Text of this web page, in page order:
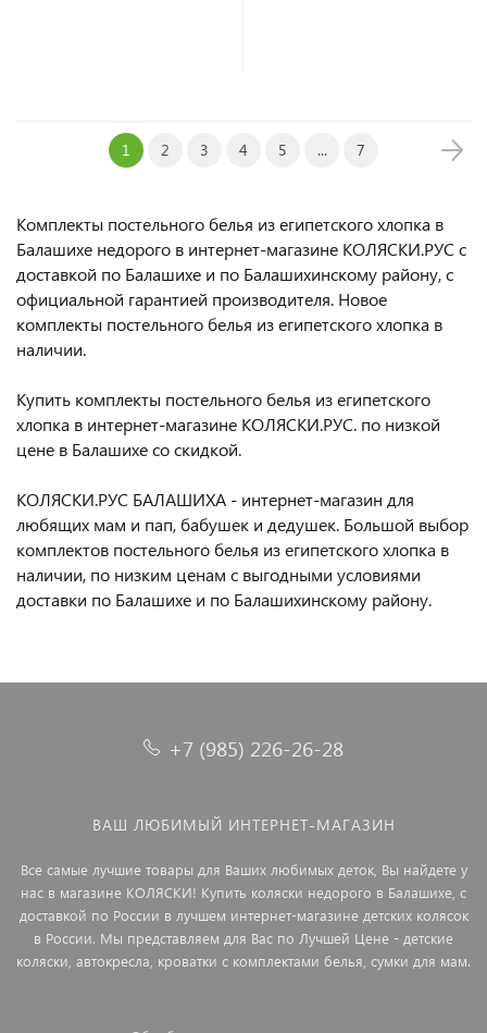
1 2 3 4 5 ... 7
Комплекты постельного белья из египетского хлопка в
Балашихе недорого в интернет-магазине КОЛЯСКИ.РУС с
доставкой по Балашихе и по Балашихинскому району, с
официальной гарантией производителя. Новое
комплекты постельного белья из египетского хлопка в
наличии.
Купить комплекты постельного белья из египетского
хлопка в интернет-магазине КОЛЯСКИ.РУС. по низкой
цене в Балашихе со скидкой.
КОЛЯСКИ.РУС БАЛАШИХА - интернет-магазин для
любящих мам и пап, бабушек и дедушек. Большой выбор
комплектов постельного белья из египетского хлопка в
наличии, по низким ценам с выгодными условиями
доставки по Балашихе и по Балашихинскому району.
+7 (985) 226-26-28
ВАШ ЛЮБИМЫЙ ИНТЕРНЕТ-МАГАЗИН
Все самые лучшие товары для Ваших любимых деток, Вы найдете у
нас в магазине КОЛЯСКИ! Купить коляски недорого в Балашихе, с
доставкой по России в лучшем интернет-магазине детских колясок
в России. Мы представляем для Вас по Лучшей Цене - детские
коляски, автокресла, кроватки с комплектами белья, сумки для мам.